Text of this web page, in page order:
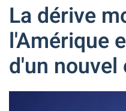
La dérive
l'Amérique
d'un